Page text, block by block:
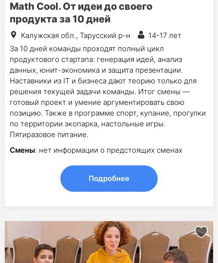
Math Cool. От идеи до своего
продукта за 10 дней
Калужская обл., Тарусский р-н
14-17 лет
За 10 дней команды проходят полный цикл
продуктового стартапа: генерация идей, анализ
данных, юнит-экономика и защита презентации.
Наставники из IT и бизнеса дают теорию только для
решения текущей задачи команды. Итог смены —
готовый проект и умение аргументировать свою
позицию. Также в программе спорт, купание, прогулки
по территории экопарка, настольные игры.
Пятиразовое питание.
Смены: нет информации о предстоящих сменах
Подробнее